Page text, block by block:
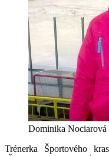
Dominika Nociarová
Trénerka Športového